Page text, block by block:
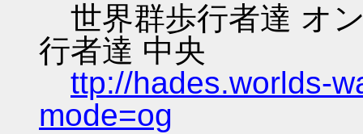
世界群歩行者達 オ
行者達 中央
ttp://hades.worlds-
mode=og